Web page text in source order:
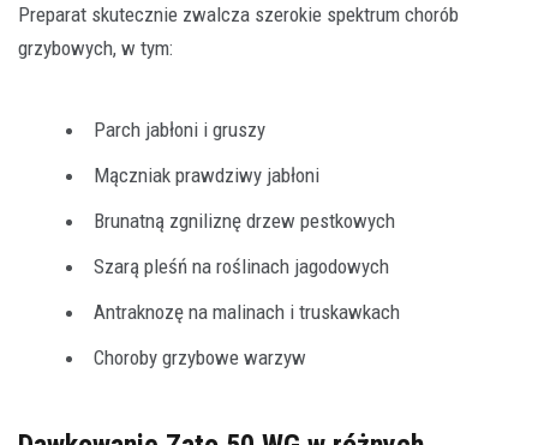
Preparat skutecznie zwalcza szerokie spektrum chorób
grzybowych, w tym:
Parch jabłoni i gruszy
Mączniak prawdziwy jabłoni
Brunatną zgniliznę drzew pestkowych
Szarą pleśń na roślinach jagodowych
Antraknozę na malinach i truskawkach
Choroby grzybowe warzyw